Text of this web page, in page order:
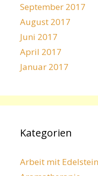
September 2017
August 2017
Juni 2017
April 2017
Januar 2017
Kategorien
Arbeit mit